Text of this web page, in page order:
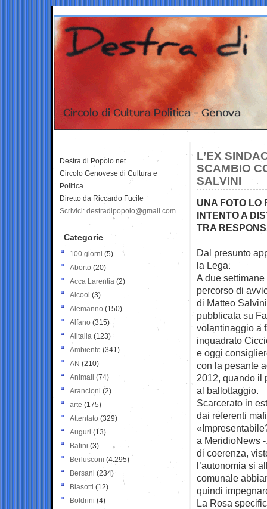
L’EX
SCAMBIO
SALVINI
UNA FOTO LO
INTENTO A
TRA
Dal presunto
la Lega.
A due
percorso di
di Matteo
pubblicata su
volantinaggio a
inquadrato
e oggi
con la pesante
2012, quando il
al ballottaggio.
Scarcerato in
dai referenti
a MeridioNews
di coerenza,
l’autonomia si
comunale
quindi
La Rosa
Destra di Popolo.net
Circolo Genovese di Cultura e
Politica
Diretto da Riccardo Fucile
Scrivici: destradipopolo@gmail.com
Categorie
100 giorni (5)
Aborto (20)
Acca Larentia (2)
Alcool (3)
Alemanno (150)
Alfano (315)
Alitalia (123)
Ambiente (341)
AN (210)
Animali (74)
Arancioni (2)
arte (175)
Attentato (329)
Auguri (13)
Batini (3)
Berlusconi (4.295)
Bersani (234)
Biasotti (12)
Boldrini (4)